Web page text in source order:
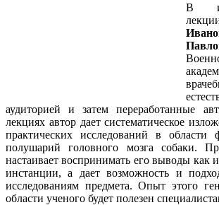
В
аудиторией и затем переработанные
лекциях автор дает систематическое
практических исследований в области
полушарий головного мозга собаки.
настаивает воспринимать его выводы как
инстанции, а дает возможность и
исследованиям предмета. Опыт этого
области ученого будет полезен